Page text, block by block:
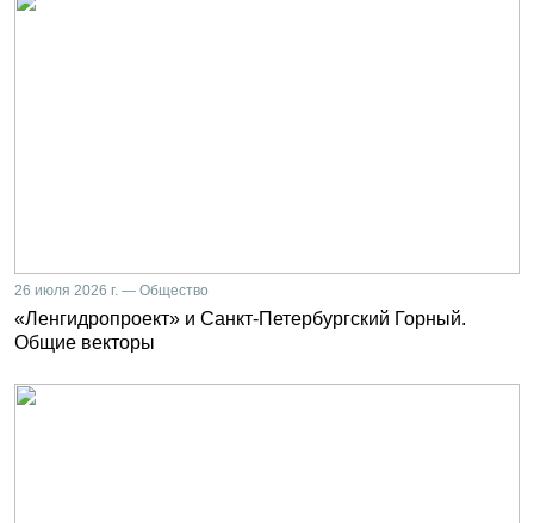
26 июля 2026 г. — Общество
«Ленгидропроект» и Санкт-Петербургский Горный.
Общие векторы